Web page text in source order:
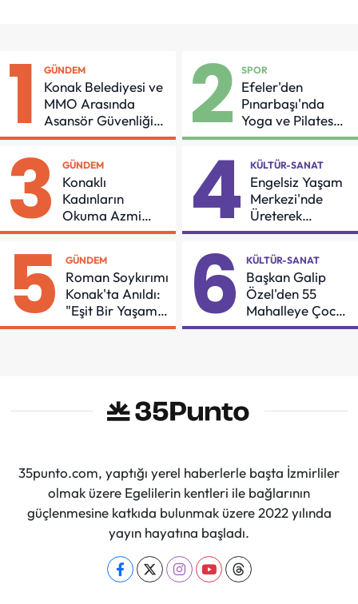
1 GÜNDEM
Konak Belediyesi ve
MMO Arasında
Asansör Güvenliği
İçin Önemli Protokol
2 SPOR
Efeler'den
Pınarbaşı'nda
Yoga ve Pilates
Buluşması
3 GÜNDEM
Konaklı
Kadınların
Okuma Azmi
Örnek Oldu
4 KÜLTÜR-SANAT
Engelsiz Yaşam
Merkezi'nde
Üreterek
Güçleniyorlar
5 GÜNDEM
Roman Soykırımı
Konak'ta Anıldı:
"Eşit Bir Yaşam
İçin Mücadeleyi
6 KÜLTÜR-SANAT
Başkan Galip
Özel'den 55
Mahalleye Çocuk
Şenliği
35punto.com, yaptığı yerel haberlerle başta İzmirliler
olmak üzere Egelilerin kentleri ile bağlarının
güçlenmesine katkıda bulunmak üzere 2022 yılında
yayın hayatına başladı.